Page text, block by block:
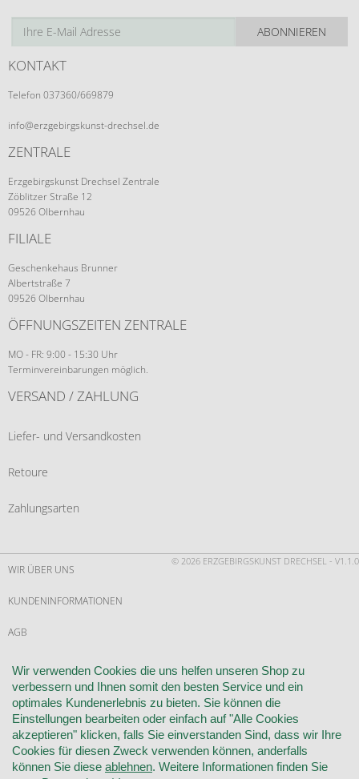
ABONNIEREN
KONTAKT
Telefon 037360/669879
info@erzgebirgskunst-drechsel.de
ZENTRALE
Erzgebirgskunst Drechsel Zentrale
Zöblitzer Straße 12
09526 Olbernhau
FILIALE
Geschenkehaus Brunner
Albertstraße 7
09526 Olbernhau
ÖFFNUNGSZEITEN ZENTRALE
MO - FR: 9:00 - 15:30 Uhr
Terminvereinbarungen möglich.
VERSAND / ZAHLUNG
Liefer- und Versandkosten
Retoure
Zahlungsarten
© 2026 ERZGEBIRGSKUNST DRECHSEL - V1.1.0
WIR ÜBER UNS
KUNDENINFORMATIONEN
AGB
WIDERRUF
VERTRAG WIDERRUFEN
KONTAKT
DATENSCHUTZ
Wir verwenden Cookies die uns helfen unseren Shop zu
verbessern und Ihnen somit den besten Service und ein
optimales Kundenerlebnis zu bieten. Sie können die
Einstellungen bearbeiten oder einfach auf "Alle Cookies
akzeptieren" klicken, falls Sie einverstanden Sind, dass wir Ihre
Cookies für diesen Zweck verwenden können, anderfalls
können Sie diese ablehnen. Weitere Informationen finden Sie